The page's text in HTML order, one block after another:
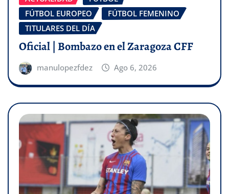
FÚTBOL EUROPEO
FÚTBOL FEMENINO
TITULARES DEL DÍA
Oficial | Bombazo en el Zaragoza CFF
manulopezfdez Ago 6, 2026